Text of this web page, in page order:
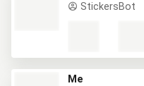
StickersBot
Me